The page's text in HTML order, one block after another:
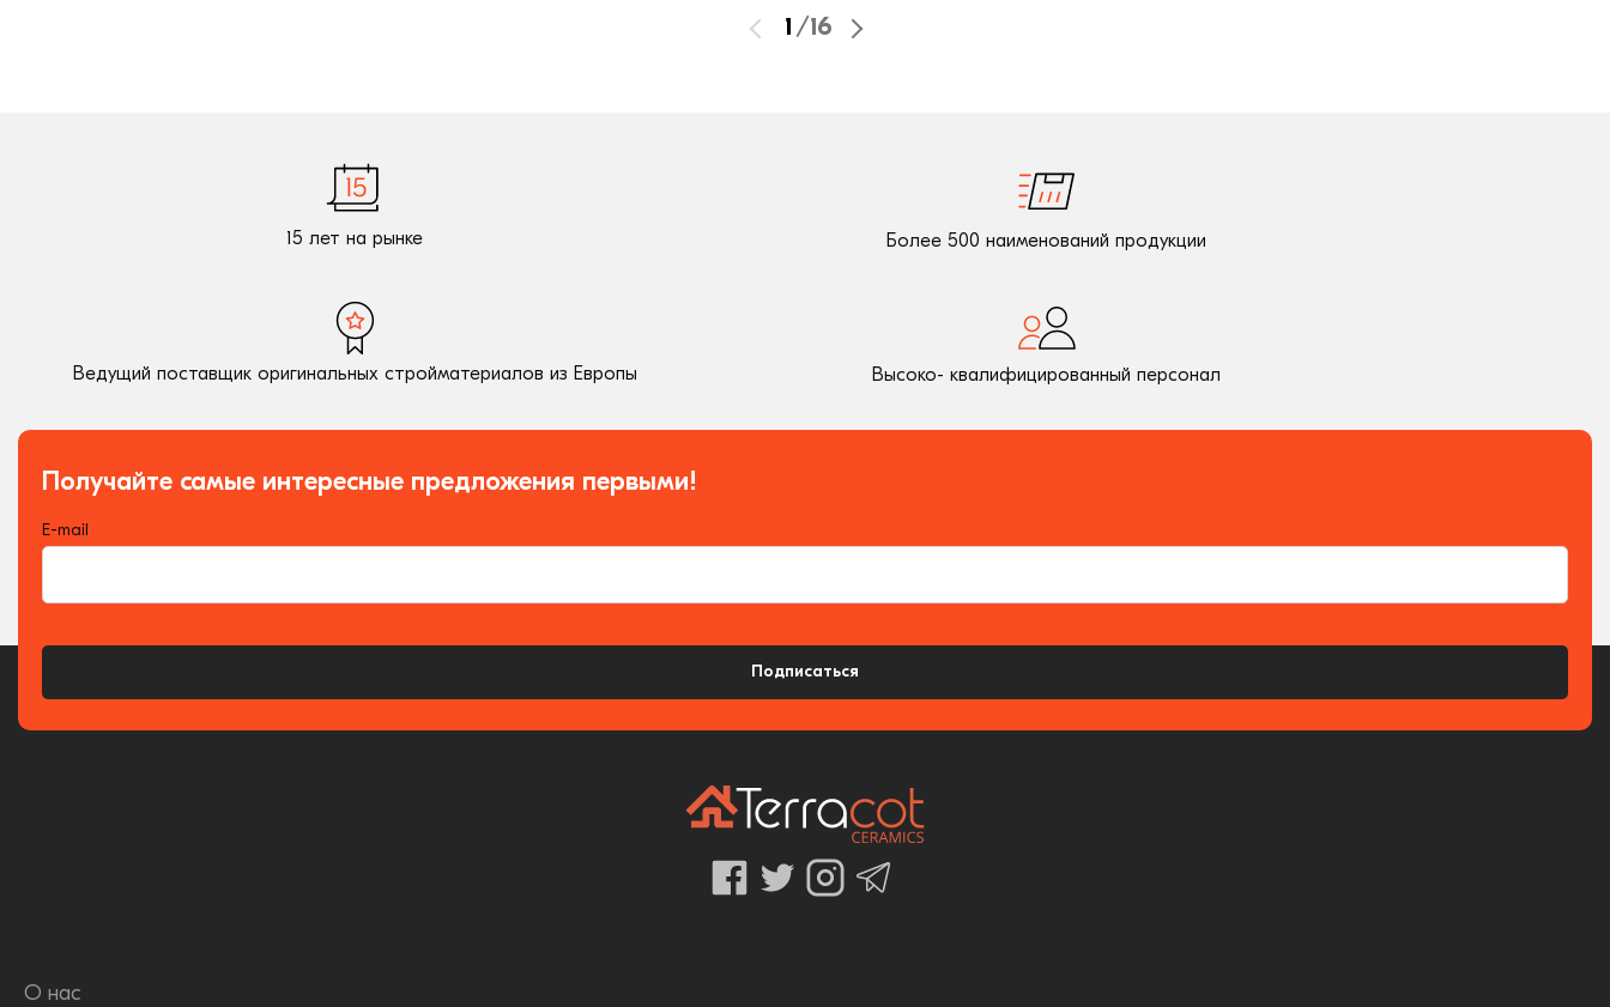
1 /16
15 лет на рынке Более 500 наименований продукции
Ведущий поставщик оригинальных стройматериалов из Европы Высоко- квалифицированный персонал
Получайте самые интересные предложения первыми!
E-mail
Подписаться
О нас